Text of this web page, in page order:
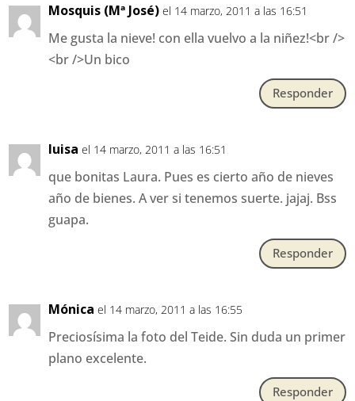
Mosquis (Mª José) el 14 marzo, 2011 a las 16:51
Me gusta la nieve! con ella vuelvo a la niñez!<br />
<br />Un bico
Responder
luisa el 14 marzo, 2011 a las 16:51
que bonitas Laura. Pues es cierto año de nieves
año de bienes. A ver si tenemos suerte. jajaj. Bss
guapa.
Responder
Mónica el 14 marzo, 2011 a las 16:55
Preciosísima la foto del Teide. Sin duda un primer
plano excelente.
Responder